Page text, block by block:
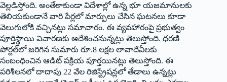
వెల్లడిస్తోంది. అంతేకాకుండా విదేశాల్లో ఉన్న భూ యజమానులకు
తెలియకుండానే వారి పేర్లలో మార్పులు చేసిన ఘటనలు కూడా
వెలుగులోకి వచ్చినట్లు సమాచారం. ఈ వ్యవహారంపై ప్రభుత్వం
పూర్తిస్థాయి విచారణకు ఆదేశించనున్నట్లు తెలుస్తోంది. ధరణి
పోర్టల్‌లో జరిగిన సుమారు రూ.8 లక్షల లావాదేవీలకు
సంబంధించిన ఆడిట్‌ ‌పక్రియ పూర్తయినట్లు తెలుస్తోంది. ఈ
పరిశీలనలో దాదాపు 22 వేల రిజిస్ట్రేషన్లలో తేడాలు ఉన్నట్లు